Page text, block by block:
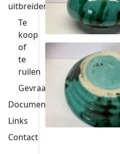
uitbreiden
Te
koop
of
te
ruilen
Gevraagd
Documentatie
Links
Contact